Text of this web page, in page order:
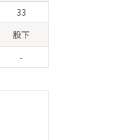
33
股下
-